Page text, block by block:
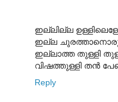
ഇല്ലില്ല
ഇല്ല
ഇല്ലാത്ത തുള്ളി
വിഷത്തുള്ളി തന്‍
Reply